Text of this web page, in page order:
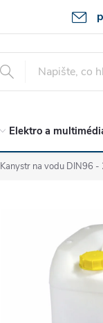
Ochrana osob. údajů
Elektro a
Kanystr na vodu DIN96 -